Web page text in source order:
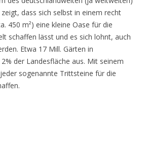
dass sich selbst in einem recht
450 m²) eine kleine Oase für die
schaffen lässt und es sich lohnt, auch
Etwa 17 Mill. Gärten in
der Landesfläche aus. Mit seinem
sogenannte Trittsteine für die